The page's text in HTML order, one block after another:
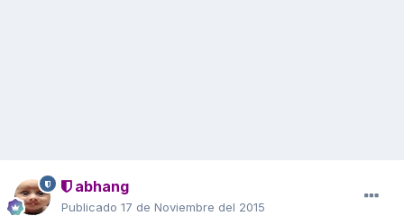
abhang
Publicado 17 de Noviembre del 2015